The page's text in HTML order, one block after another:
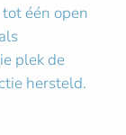
één open
plek de
hersteld.